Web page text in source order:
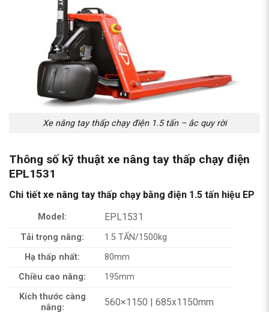
Xe nâng tay thấp chạy điện 1.5 tấn – ắc quy rời
Thông số kỹ thuật xe nâng tay thấp chạy điện
EPL1531
Chi tiết xe nâng tay thấp chạy bằng điện 1.5 tấn hiệu EP
Model: EPL1531
Tải trọng nâng:
1.5 TẤN/1500kg
Hạ thấp nhất:
80mm
Chiều cao nâng:
195mm
Kích thước càng
nâng:
560×1150 | 685x1150mm